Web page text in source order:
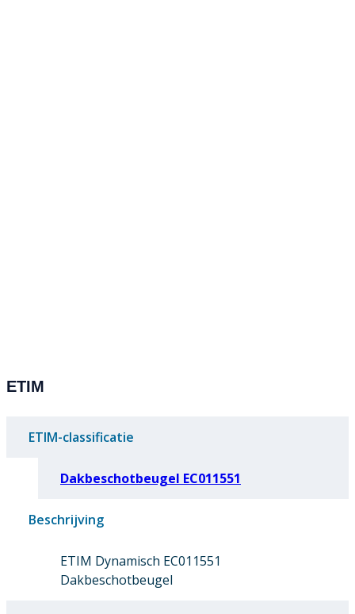
ETIM
ETIM-classificatie
Dakbeschotbeugel EC011551
Beschrijving
ETIM Dynamisch EC011551
Dakbeschotbeugel